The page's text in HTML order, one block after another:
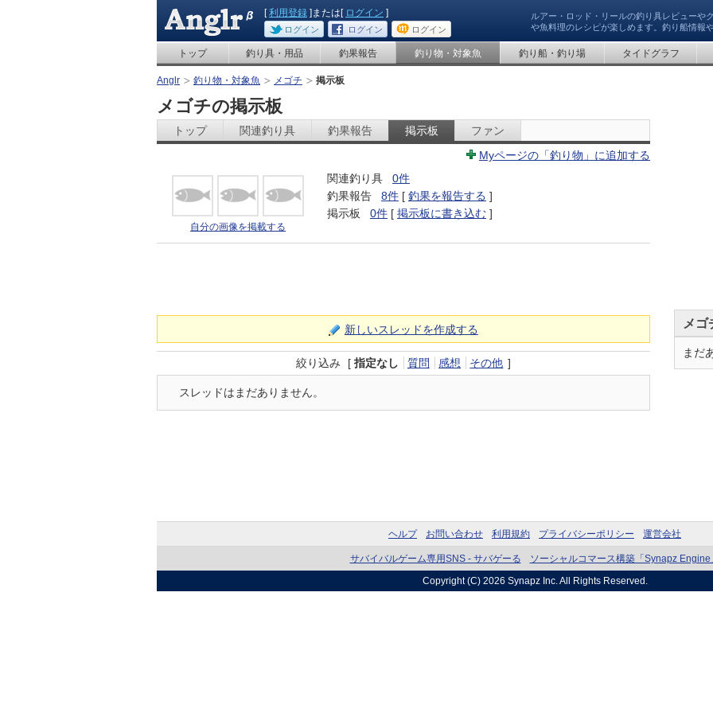
ルアー・ロッド・リールの釣り具レビューや
や魚料理のレシピが楽しめます。釣り船情報
[利用登録 ]または[ ログイン ]
ログイン ログイン ログイン
トップ 釣り具・用品 釣果報告 釣り物・対象魚 釣り船・釣り場 タイドグラフ
Anglr 釣り物・対象魚 メゴチ 掲示板
メゴチの掲示板
トップ 関連釣り具 釣果報告 掲示板
ファン
Myページの「釣り物」に追加する
自分の画像を掲載する
関連釣り具
0件
釣果報告
8件 [ 釣果を報告する ]
掲示板
0件 [ 掲示板に書き込む ]
新しいスレッドを作成する
絞り込み [ 指定なし 質問 感想 その他 ]
スレッドはまだありません。
メゴ
まだ
ヘルプ お問い合わせ 利用規約 プライバシーポリシー 運営会社
サバイバルゲーム専用SNS - サバゲーる
ソーシャルコマース構築「Synapz Engine
Copyright (C) 2026 Synapz Inc.All Rights Reserved.